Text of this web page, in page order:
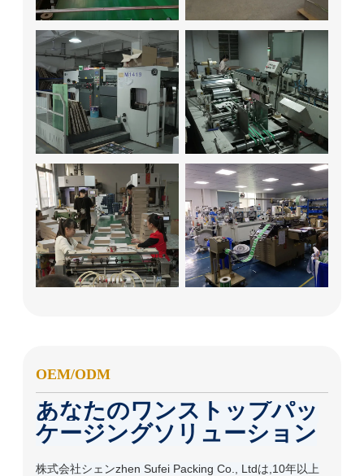
OEM/ODM
あなたのワンストップパッ
ケージングソリューション
株式会社シェンzhen Sufei Packing Co., Ltdは,10年以上